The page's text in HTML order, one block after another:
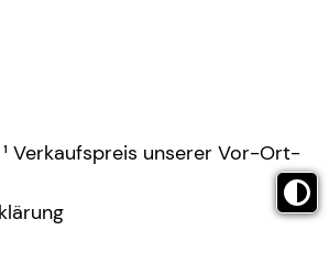
Verkaufspreis unserer Vor-Ort-